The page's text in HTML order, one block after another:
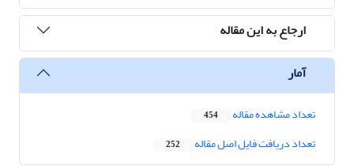
ارجاع به این مقاله
آمار
تعداد مشاهده مقاله 454
تعداد دریافت فایل اصل مقاله 252